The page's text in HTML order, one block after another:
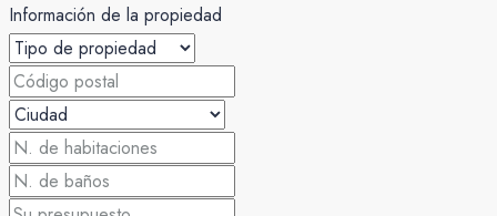
Información de la propiedad